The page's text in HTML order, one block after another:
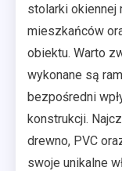
stolarki okiennej
mieszkańców
obiektu. Warto
wykonane są
bezpośredni
konstrukcji.
drewno, PVC
swoje unikalne